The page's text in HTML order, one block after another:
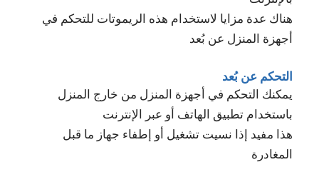
هناك عدة مزايا لاستخدام هذه الريموتات للتحكم في
أجهزة المنزل عن بُعد
التحكم عن بُعد
يمكنك التحكم في أجهزة المنزل من خارج المنزل
باستخدام تطبيق الهاتف أو عبر الإنترنت
هذا مفيد إذا نسيت تشغيل أو إطفاء جهاز ما قبل
المغادرة